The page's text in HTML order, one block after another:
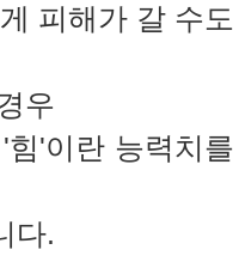
피해가 갈 수
우
'이란 능력치
다.